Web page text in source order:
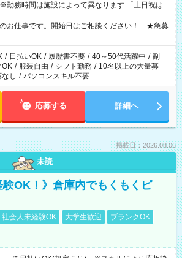
時間は施設によって異なります 「土日祝は休
っかり稼ぎたい」 「もう少し遅い時間から始めた
にあったお仕事をご案内いたします。 ※未経験
1～2ヶ月間は日中での仕事を経験いただき、 お
勤になります。 ★家庭の都合でお休みが
遠慮なくご相談ください。
お仕事です。開始日はご相談ください！ ★急募
/ 日払いOK / 履歴書不要 / 40～50代活躍中 / 副
OK / 服装自由 / シフト勤務 / 10名以上の大量募
し / パソコンスキル不要
応募する 詳細へ
掲載日：2026.08.06
未読
験OK！》倉庫内でもくもくピ
社会人未経験OK 大学生歓迎
ブランクOK